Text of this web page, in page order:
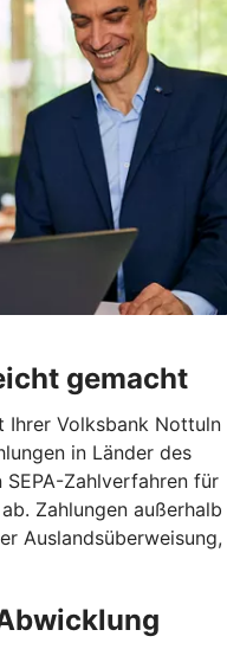
gemacht
Ihrer Volksbank Nottuln
in Länder des
SEPA-Zahlverfahren für
Zahlungen außerhalb
Auslandsüberweisung,